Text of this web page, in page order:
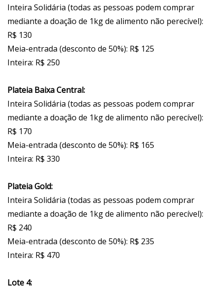
Inteira Solidária (todas as pessoas podem comprar
mediante a doação de 1kg de alimento não perecível):
R$ 130
Meia-entrada (desconto de 50%): R$ 125
Inteira: R$ 250
Plateia Baixa Central:
Inteira Solidária (todas as pessoas podem comprar
mediante a doação de 1kg de alimento não perecível):
R$ 170
Meia-entrada (desconto de 50%): R$ 165
Inteira: R$ 330
Plateia Gold:
Inteira Solidária (todas as pessoas podem comprar
mediante a doação de 1kg de alimento não perecível):
R$ 240
Meia-entrada (desconto de 50%): R$ 235
Inteira: R$ 470
Lote 4: